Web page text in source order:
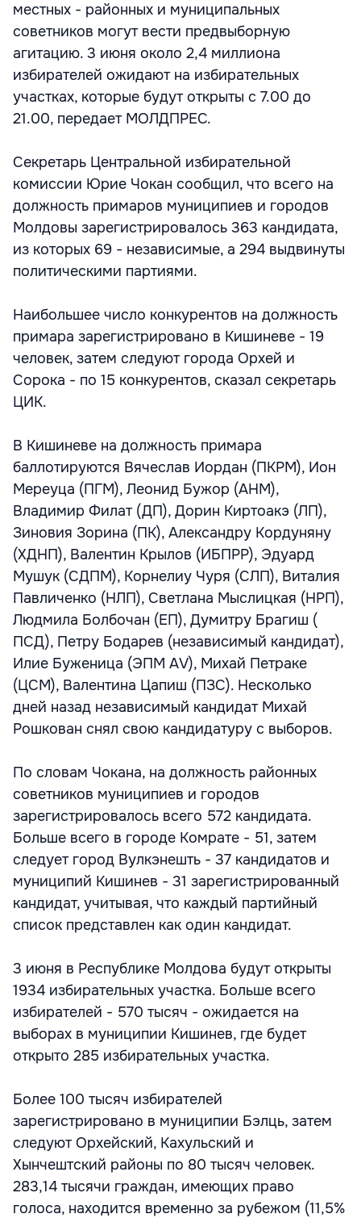
местных - районных и муниципальных
советников могут вести предвыборную
агитацию. 3 июня около 2,4 миллиона
избирателей ожидают на избирательных
участках, которые будут открыты с 7.00 до
21.00, передает МОЛДПРЕС.
Секретарь Центральной избирательной
комиссии Юрие Чокан сообщил, что всего на
должность примаров муниципиев и городов
Молдовы зарегистрировалось 363 кандидата,
из которых 69 - независимые, а 294 выдвинуты
политическими партиями.
Наибольшее число конкурентов на должность
примара зарегистрировано в Кишиневе - 19
человек, затем следуют города Орхей и
Сорока - по 15 конкурентов, сказал секретарь
ЦИК.
В Кишиневе на должность примара
баллотируются Вячеслав Иордан (ПКРМ), Ион
Мереуца (ПГМ), Леонид Бужор (АНМ),
Владимир Филат (ДП), Дорин Киртоакэ (ЛП),
Зиновия Зорина (ПК), Александру Кордуняну
(ХДНП), Валентин Крылов (ИБПРР), Эдуард
Мушук (СДПМ), Корнелиу Чуря (СЛП), Виталия
Павличенко (НЛП), Светлана Мыслицкая (НРП),
Людмила Болбочан (ЕП), Думитру Брагиш (
ПСД), Петру Бодарев (независимый кандидат),
Илие Буженица (ЭПМ АV), Михай Петраке
(ЦСМ), Валентина Цапиш (ПЗС). Несколько
дней назад независимый кандидат Михай
Рошкован снял свою кандидатуру с выборов.
По словам Чокана, на должность районных
советников муниципиев и городов
зарегистрировалось всего 572 кандидата.
Больше всего в городе Комрате - 51, затем
следует город Вулкэнешть - 37 кандидатов и
муниципий Кишинев - 31 зарегистрированный
кандидат, учитывая, что каждый партийный
список представлен как один кандидат.
3 июня в Республике Молдова будут открыты
1934 избирательных участка. Больше всего
избирателей - 570 тысяч - ожидается на
выборах в муниципии Кишинев, где будет
открыто 285 избирательных участка.
Более 100 тысяч избирателей
зарегистрировано в муниципии Бэлць, затем
следуют Орхейский, Кахульский и
Хынчештский районы по 80 тысяч человек.
283,14 тысячи граждан, имеющих право
голоса, находится временно за рубежом (11,5%